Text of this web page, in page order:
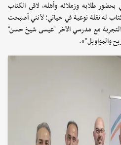
طلابه وزملائه وأهله، لاقى الكتاب
له نقلة نوعية في حياتي؛ لأنني أصبحت
التجربة مع مدرسي الآخر "عيسى شيخ حسن"
والمواويل"».